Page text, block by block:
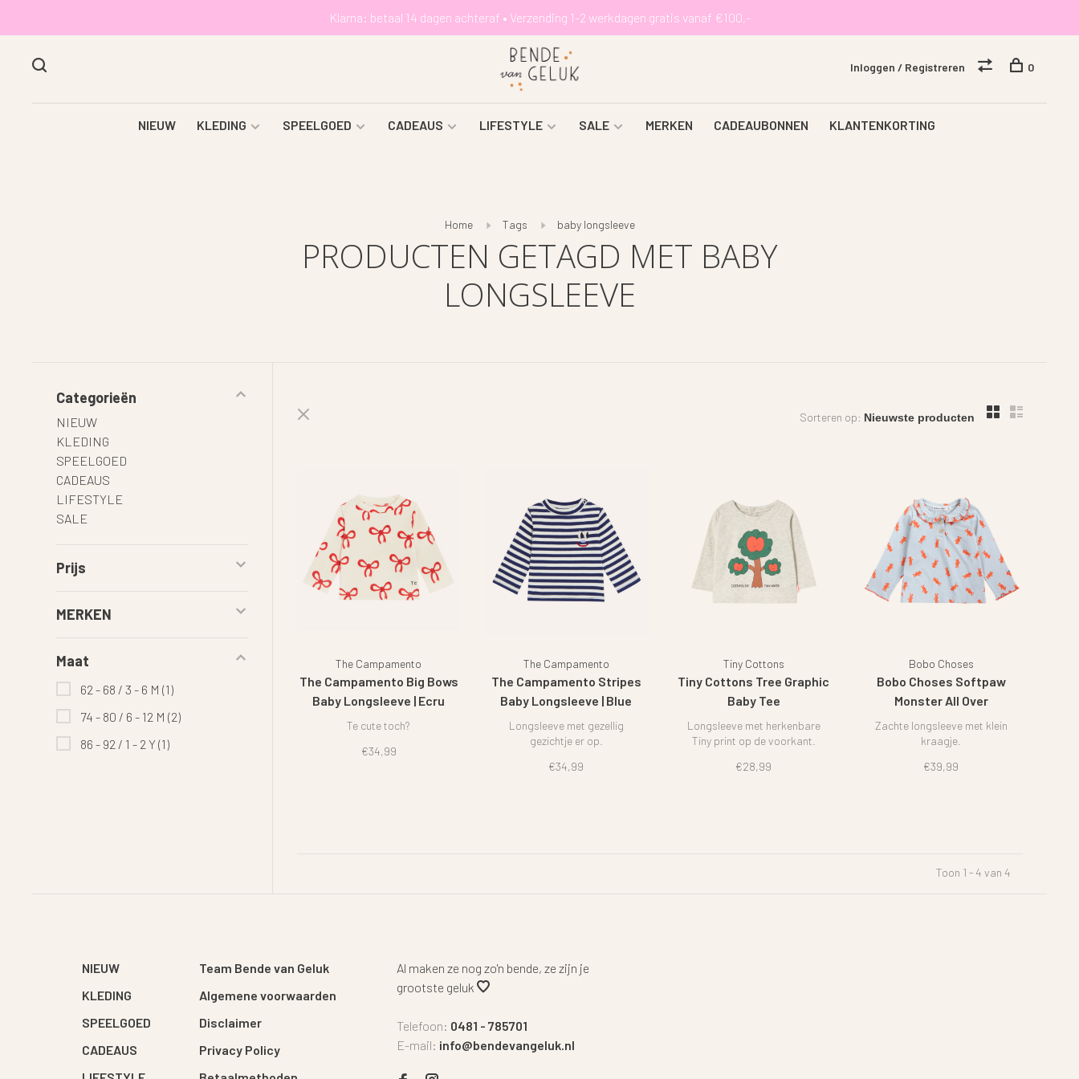
Klarna: betaal 14 dagen achteraf • Verzending 1-2 werkdagen gratis vanaf €100,-
NIEUW KLEDING SPEELGOED CADEAUS LIFESTYLE SALE MERKEN CADEAUBONNEN KLANTENKORTING
Inloggen / Registreren 0
Home Tags baby longsleeve
PRODUCTEN GETAGD MET BABY
LONGSLEEVE
Categorieën
NIEUW
KLEDING
SPEELGOED
CADEAUS
LIFESTYLE
SALE
Prijs
MERKEN
Maat
62 - 68 / 3 - 6 M (1)
74 - 80 / 6 - 12 M (2)
86 - 92 / 1 - 2 Y (1)
Sorteren op:
The Campamento
The Campamento Big Bows
Baby Longsleeve | Ecru
Te cute toch?
€34,99
The Campamento
The Campamento Stripes
Baby Longsleeve | Blue
Longsleeve met gezellig
gezichtje er op.
€34,99
Tiny Cottons
Tiny Cottons Tree Graphic
Baby Tee
Longsleeve met herkenbare
Tiny print op de voorkant.
€28,99
Bobo Choses
Bobo Choses Softpaw
Monster All Over
Longsleeve | Baby
Zachte longsleeve met klein
kraagje.
€39,99
Toon 1 - 4 van 4
NIEUW
KLEDING
SPEELGOED
CADEAUS
Team Bende van Geluk
Algemene voorwaarden
Disclaimer
Privacy Policy
Al maken ze nog zo'n bende, ze zijn je
grootste geluk
Telefoon: 0481 - 785701
E-mail: info@bendevangeluk.nl